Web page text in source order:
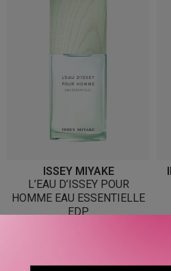
ISSEY MIYAKE
L’EAU D’ISSEY POUR
HOMME EAU ESSENTIELLE
EDP